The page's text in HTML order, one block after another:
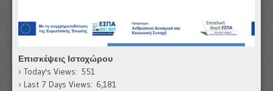
Επισκέψεις Ιστοχώρου
Today's Views: 551
Last 7 Days Views: 6,181